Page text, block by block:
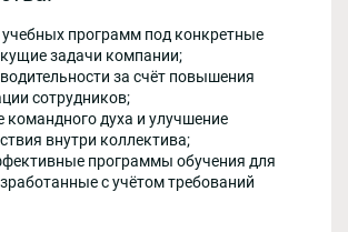
программ под конкретные
задачи компании;
за счёт повышения
сотрудников;
командного духа и улучшение
внутри коллектива;
программы обучения для
с учётом требований